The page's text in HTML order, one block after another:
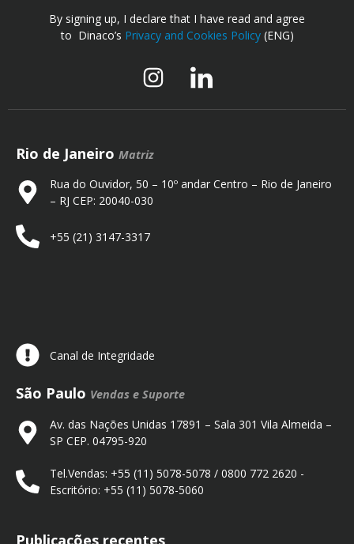
By signing up, I declare that I have read and agree
to Dinaco’s Privacy and Cookies Policy(ENG)
Rio de Janeiro Matriz
Rua do Ouvidor, 50 – 10º andar Centro – Rio de Janeiro
– RJ CEP: 20040-030
+55 (21) 3147-3317
Canal de Integridade
São Paulo Vendas e Suporte
Av. das Nações Unidas 17891 – Sala 301 Vila Almeida –
SP CEP. 04795-920
Tel.Vendas: +55 (11) 5078-5078 / 0800 772 2620 -
Escritório: +55 (11) 5078-5060
Publicações recentes